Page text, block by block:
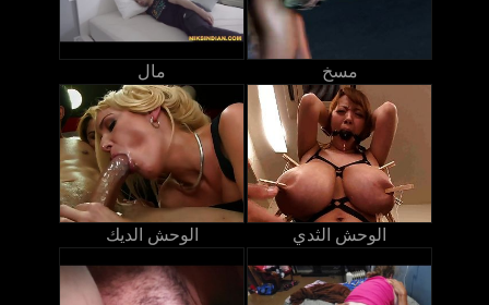
مال مسخ
الوحش الديك الوحش الثدي